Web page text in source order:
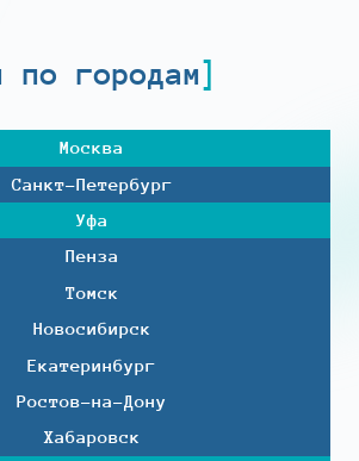
по городам
Москва
Санкт-Петербург
Уфа
Пенза
Томск
Новосибирск
Екатеринбург
Ростов-на-Дону
Хабаровск